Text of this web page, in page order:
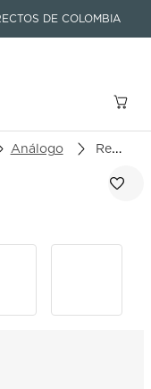
DE COLOMBIA
Análogo Reloj Tissot T-Race T141.817.37.051.00
MÁS BUSCADOS